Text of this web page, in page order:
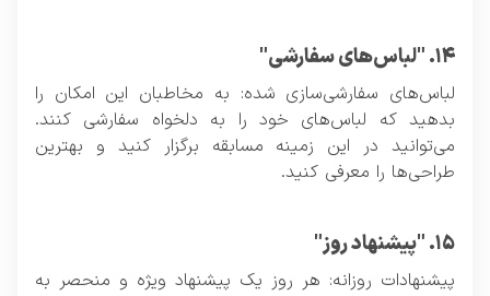
۱۴. "لباس‌های سفارشی"
لباس‌های سفارشی‌سازی شده: به مخاطبان این امکان را
بدهید که لباس‌های خود را به دلخواه سفارشی کنند.
می‌توانید در این زمینه مسابقه برگزار کنید و بهترین
طراحی‌ها را معرفی کنید.
۱۵. "پیشنهاد روز"
پیشنهادات روزانه: هر روز یک پیشنهاد ویژه و منحصر به